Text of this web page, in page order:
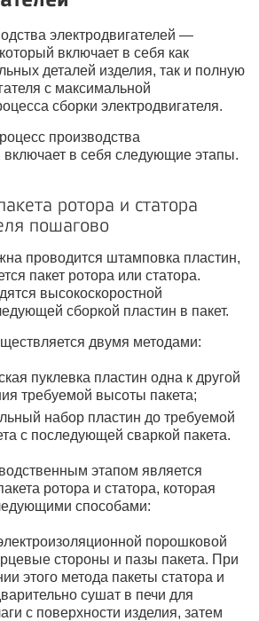
электродвигателей —
включает в себя как
деталей изделия, так и полную
с максимальной
сборки электродвигателя.
производства
включает в себя следующие этапы.
ротора и статора
пошагово
проводится штамповка пластин,
пакет ротора или статора.
высокоскоростной
сборкой пластин в пакет.
двумя методами:
пуклевка пластин одна к другой
требуемой высоты пакета;
набор пластин до требуемой
с последующей сваркой пакета.
этапом является
ротора и статора, которая
способами:
порошковой
стороны и пазы пакета. При
этого метода пакеты статора и
сушат в печи для
с поверхности изделия, затем